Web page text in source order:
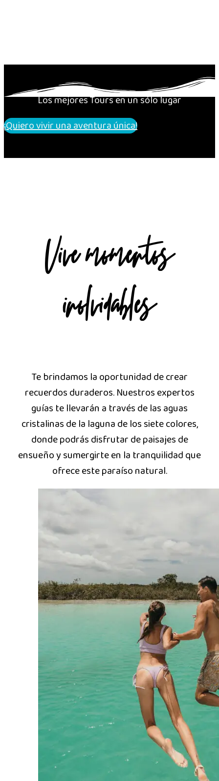
Los mejores Tours en un sólo lugar
¡Quiero vivir una aventura única!
Vive momentos
inolvidables
Te brindamos la oportunidad de crear
recuerdos duraderos. Nuestros expertos
guías te llevarán a través de las aguas
cristalinas de la laguna de los siete colores,
donde podrás disfrutar de paisajes de
ensueño y sumergirte en la tranquilidad que
ofrece este paraíso natural.